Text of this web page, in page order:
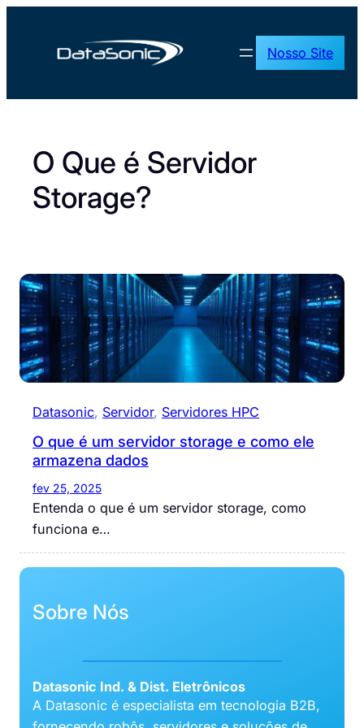
Nosso Site
O Que é Servidor
Storage?
Datasonic, Servidor, Servidores HPC
O que é um servidor storage e como ele
armazena dados
fev 25, 2025
Entenda o que é um servidor storage, como
funciona e…
Sobre Nós
Datasonic Ind. & Dist. Eletrônicos
A Datasonic é especialista em tecnologia B2B,